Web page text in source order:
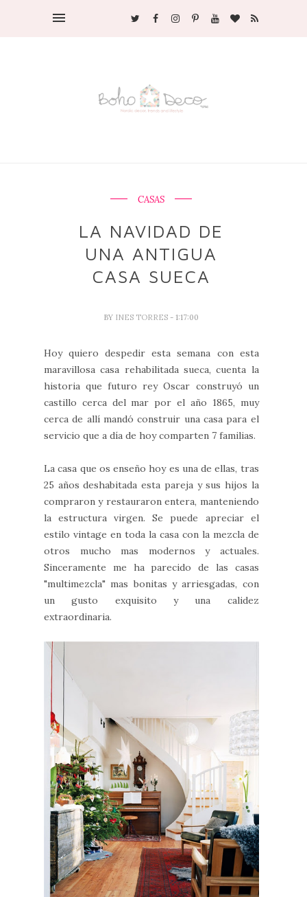
CASAS
LA NAVIDAD DE
UNA ANTIGUA
CASA SUECA
BY INES TORRES - 1:17:00
Hoy quiero despedir esta semana con esta
maravillosa casa rehabilitada sueca, cuenta la
historia que futuro rey Oscar construyó un
castillo cerca del mar por el año 1865, muy
cerca de allí mandó construir una casa para el
servicio que a día de hoy comparten 7 familias.
La casa que os enseño hoy es una de ellas, tras
25 años deshabitada esta pareja y sus hijos la
compraron y restauraron entera, manteniendo
la estructura virgen. Se puede apreciar el
estilo vintage en toda la casa con la mezcla de
otros mucho mas modernos y actuales.
Sinceramente me ha parecido de las casas
"multimezcla" mas bonitas y arriesgadas, con
un gusto exquisito y una calidez
extraordinaria.